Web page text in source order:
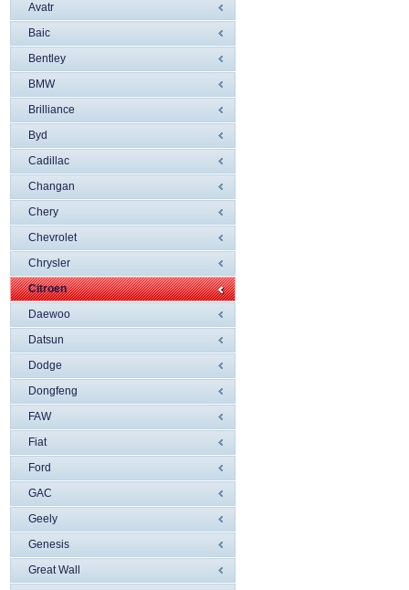
Avatr
Baic
Bentley
BMW
Brilliance
Byd
Cadillac
Changan
Chery
Chevrolet
Chrysler
Citroen
Daewoo
Datsun
Dodge
Dongfeng
FAW
Fiat
Ford
GAC
Geely
Genesis
Great Wall